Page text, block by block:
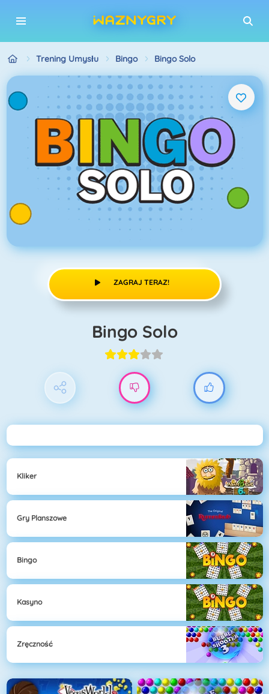
Trening Umysłu Bingo Bingo Solo
ZAGRAJ TERAZ!
Bingo Solo
Kliker
Gry Planszowe
Bingo
Kasyno
Zręczność